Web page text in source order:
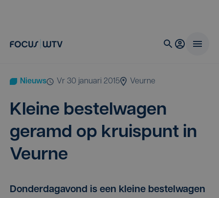
Nieuws vr 30 januari 2015 Veurne
Klei­ne bestel­wa­gen
geramd op kruis­punt in
Veurne
Donderdagavond is een kleine bestelwagen